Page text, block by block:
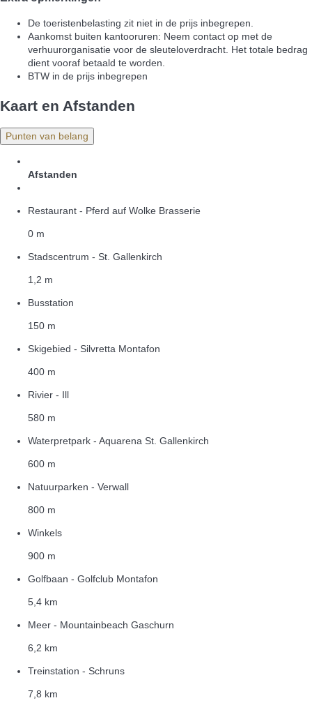
De toeristenbelasting zit niet in de prijs inbegrepen.
Aankomst buiten kantooruren: Neem contact op met de
verhuurorganisatie voor de sleuteloverdracht. Het totale bedrag
dient vooraf betaald te worden.
BTW in de prijs inbegrepen
Kaart en Afstanden
Punten van belang
Afstanden
Restaurant - Pferd auf Wolke Brasserie
0 m
Stadscentrum - St. Gallenkirch
1,2 m
Busstation
150 m
Skigebied - Silvretta Montafon
400 m
Rivier - Ill
580 m
Waterpretpark - Aquarena St. Gallenkirch
600 m
Natuurparken - Verwall
800 m
Winkels
900 m
Golfbaan - Golfclub Montafon
5,4 km
Meer - Mountainbeach Gaschurn
6,2 km
Treinstation - Schruns
7,8 km